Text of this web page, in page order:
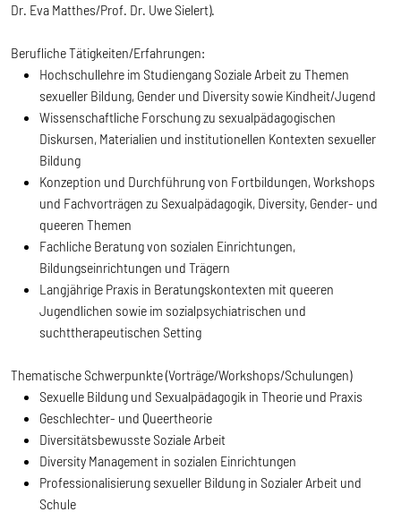
Dr. Eva Matthes/Prof. Dr. Uwe Sielert).
Berufliche Tätigkeiten/Erfahrungen:
Hochschullehre im Studiengang Soziale Arbeit zu Themen
sexueller Bildung, Gender und Diversity sowie Kindheit/Jugend
Wissenschaftliche Forschung zu sexualpädagogischen
Diskursen, Materialien und institutionellen Kontexten sexueller
Bildung
Konzeption und Durchführung von Fortbildungen, Workshops
und Fachvorträgen zu Sexualpädagogik, Diversity, Gender- und
queeren Themen
Fachliche Beratung von sozialen Einrichtungen,
Bildungseinrichtungen und Trägern
Langjährige Praxis in Beratungskontexten mit queeren
Jugendlichen sowie im sozialpsychiatrischen und
suchttherapeutischen Setting
Thematische Schwerpunkte (Vorträge/Workshops/Schulungen)
Sexuelle Bildung und Sexualpädagogik in Theorie und Praxis
Geschlechter- und Queertheorie
Diversitätsbewusste Soziale Arbeit
Diversity Management in sozialen Einrichtungen
Professionalisierung sexueller Bildung in Sozialer Arbeit und
Schule